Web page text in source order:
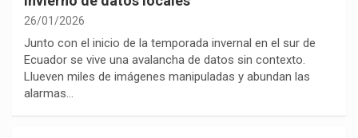
26/01/2026
Junto con el inicio de la temporada invernal en el sur de
Ecuador se vive una avalancha de datos sin contexto.
Llueven miles de imágenes manipuladas y abundan las
alarmas…